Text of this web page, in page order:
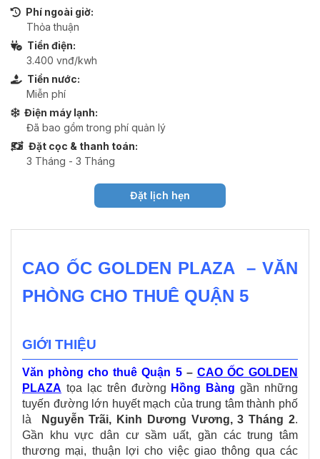
Phí ngoài giờ:
Thỏa thuận
Tiền điện:
3.400 vnđ/kwh
Tiền nước:
Miễn phí
Điện máy lạnh:
Đã bao gồm trong phí quản lý
Đặt cọc & thanh toán:
3 Tháng - 3 Tháng
Đặt lịch hẹn
CAO ỐC GOLDEN PLAZA – VĂN
PHÒNG CHO THUÊ QUẬN 5
GIỚI THIỆU
Văn phòng cho thuê Quận 5– CAO ỐC GOLDEN
PLAZA tọa lạc trên đường Hồng Bàng gần những
tuyến đường lớn huyết mạch của trung tâm thành phố
là
Nguyễn Trãi, Kinh Dương Vương, 3 Tháng 2.
Gần khu vực dân cư sầm uất, gần các trung tâm
thương mại, thuận lợi cho việc giao thông qua các